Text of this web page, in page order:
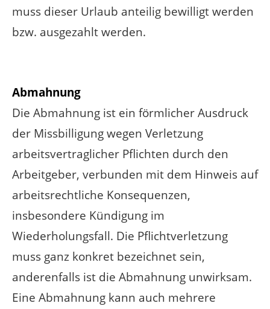
muss dieser Urlaub anteilig bewilligt werden
bzw. ausgezahlt werden.
Abmahnung
Die Abmahnung ist ein förmlicher Ausdruck
der Missbilligung wegen Verletzung
arbeitsvertraglicher Pflichten durch den
Arbeitgeber, verbunden mit dem Hinweis auf
arbeitsrechtliche Konsequenzen,
insbesondere Kündigung im
Wiederholungsfall. Die Pflichtverletzung
muss ganz konkret bezeichnet sein,
anderenfalls ist die Abmahnung unwirksam.
Eine Abmahnung kann auch mehrere